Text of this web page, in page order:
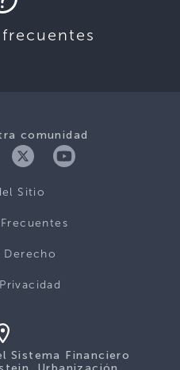
comunidad
Sitio
Derecho
Sistema Financiero